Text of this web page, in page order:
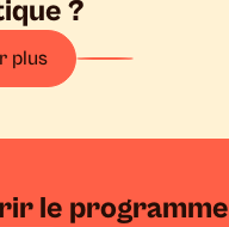
?
plus
le programme